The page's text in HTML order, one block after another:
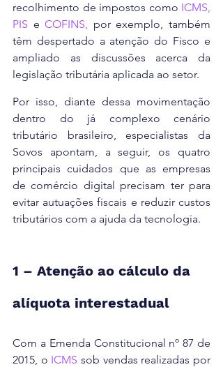
recolhimento de impostos como ICMS,
PIS e COFINS, por exemplo, também
têm despertado a atenção do Fisco e
ampliado as discussões acerca da
legislação tributária aplicada ao setor.
Por isso, diante dessa movimentação
dentro do já complexo cenário
tributário brasileiro, especialistas da
Sovos apontam, a seguir, os quatro
principais cuidados que as empresas
de comércio digital precisam ter para
evitar autuações fiscais e reduzir custos
tributários com a ajuda da tecnologia.
1 – Atenção ao cálculo da
alíquota interestadual
Com a Emenda Constitucional nº 87 de
2015, o ICMS sob vendas realizadas por